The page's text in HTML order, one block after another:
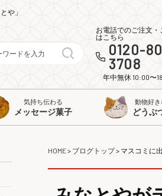
や」
お電話でのご注文・
はこちら
0120-
3708
年中無休 10:00〜
気持ち伝わる
メッセージ菓子
動物好
どうぶ
HOME> ブログトップ> マスコミに